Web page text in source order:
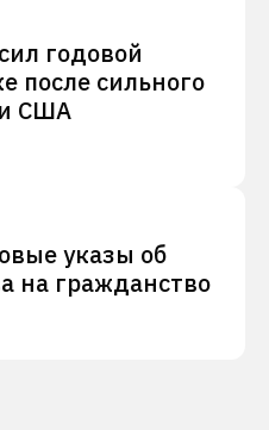
годовой
после сильного
и США
указы об
на гражданство